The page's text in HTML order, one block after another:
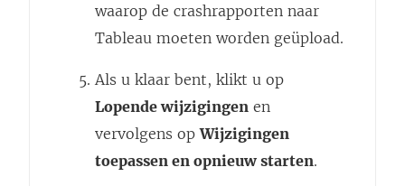
waarop de crashrapporten naar
Tableau moeten worden geüpload.
Als u klaar bent, klikt u op
Lopende wijzigingen en
vervolgens opWijzigingen
toepassen en opnieuw starten.